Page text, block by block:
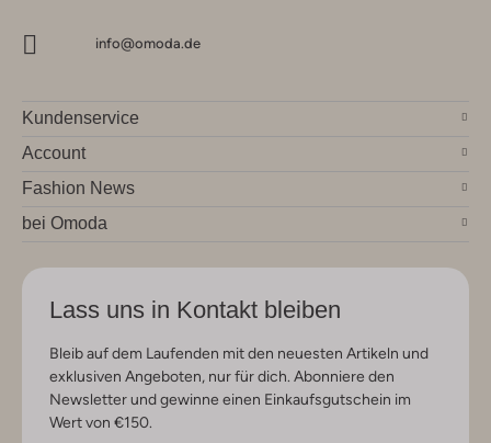
info@omoda.de
Kundenservice
Account
Fashion News
bei Omoda
Lass uns in Kontakt bleiben
Bleib auf dem Laufenden mit den neuesten Artikeln und
exklusiven Angeboten, nur für dich. Abonniere den
Newsletter und gewinne einen Einkaufsgutschein im
Wert von €150.